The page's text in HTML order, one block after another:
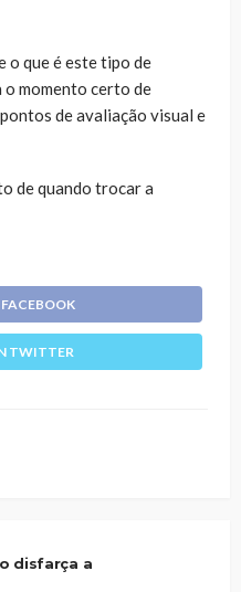
o que é este tipo de
o momento certo de
de avaliação visual e
de quando trocar a
TWITTER
disfarça a